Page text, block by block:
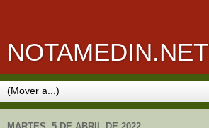
NOTAMEDIN.NET
MARTES, 5 DE ABRIL DE 2022